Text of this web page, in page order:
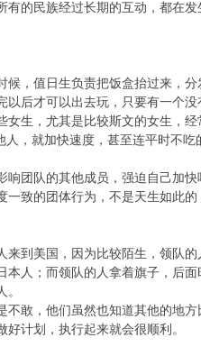
的民族经过长期的互动，都在发
，值日生负责把饭盒抬过来，分
后才可以出去玩，只要有一个没
生，尤其是比较斯文的女生，经
，就加快速度，甚至连平时不吃
团队的其他成员，强迫自己加快
致的团体行为，不是天生如此的
到美国，因为比较陌生，领队的
人；而领队的人拿着旗子，后面
敢，他们虽然也知道其他的地方
计划，执行起来就会很顺利。